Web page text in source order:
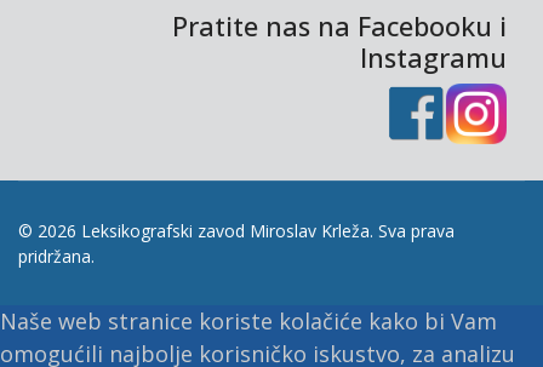
Pratite nas na Facebooku i
Instagramu
© 2026 Leksikografski zavod Miroslav Krleža. Sva prava
pridržana.
Naše web stranice koriste kolačiće kako bi Vam
omogućili najbolje korisničko iskustvo, za analizu